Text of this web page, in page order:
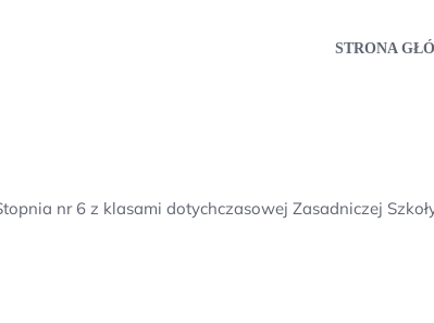
STRONA
nr 6 z klasami dotychczasowej Zasadniczej